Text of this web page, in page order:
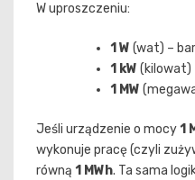
W uproszczeniu:
1 W (wat) –
1 kW (kilowat)
1 MW
Jeśli urządzenie o mocy1
wykonuje pracę (czyli
równą 1 MWh. Ta sama